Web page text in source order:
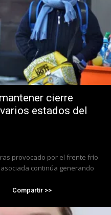
cierre
estados del
provocado por el frente frío
continúa generando
Compartir >>